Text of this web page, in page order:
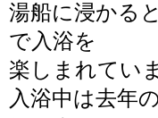
湯船に浸かる
で入浴を
楽しまれてい
入浴中は去年